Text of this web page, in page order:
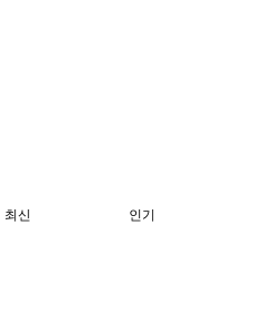
최신
인기